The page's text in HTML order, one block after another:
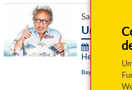
Sa 19.
Urban
Herbst:
Bayreuth, Das